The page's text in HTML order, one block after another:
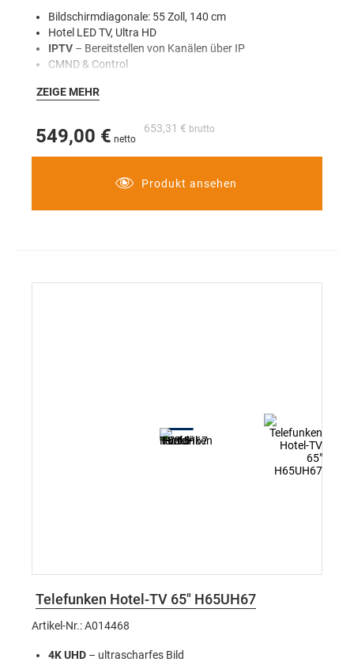
Bildschirmdiagonale: 55 Zoll, 140 cm
Hotel LED TV, Ultra HD
IPTV – Bereitstellen von Kanälen über IP
CMND & Control
USB-Cloning
ZEIGE MEHR
653,31 €
549,00 €
Produkt ansehen
Telefunken Hotel-TV 65" H65UH67
Artikel-Nr.: A014468
4K UHD – ultrascharfes Bild